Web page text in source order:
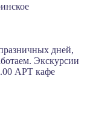
дней,
Экскурсии
АРТ кафе